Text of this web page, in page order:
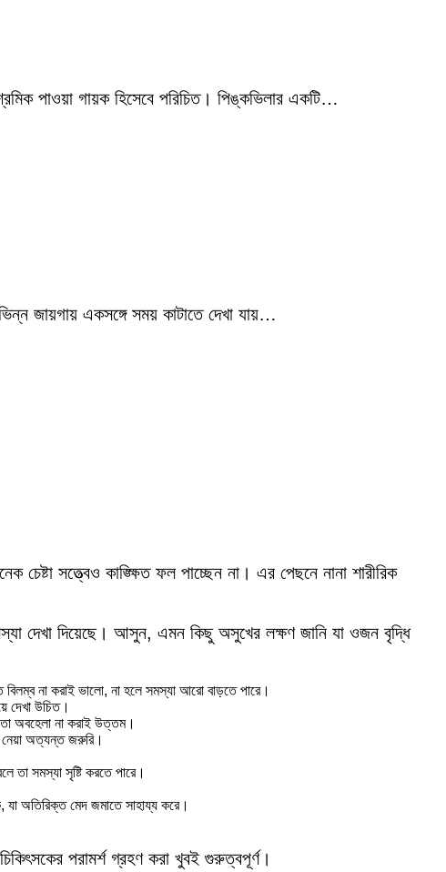
পাওয়া গায়ক হিসেবে পরিচিত। পিঙ্কভিলার একটি…
জায়গায় একসঙ্গে সময় কাটাতে দেখা যায়…
সত্ত্বেও কাঙ্ক্ষিত ফল পাচ্ছেন না। এর পেছনে নানা শারীরিক
দেখা দিয়েছে। আসুন, এমন কিছু অসুখের লক্ষণ জানি যা ওজন বৃদ্ধি
বিলম্ব না করাই ভালো, না হলে সমস্যা আরো বাড়তে পারে।
দেখা উচিত।
তা অবহেলা না করাই উত্তম।
নেয়া অত্যন্ত জরুরি।
তা সমস্যা সৃষ্টি করতে পারে।
অতিরিক্ত মেদ জমাতে সাহায্য করে।
পরামর্শ গ্রহণ করা খুবই গুরুত্বপূর্ণ।